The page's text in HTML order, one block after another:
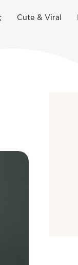
Cute & Viral